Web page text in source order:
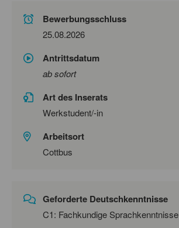
Bewerbungsschluss
25.08.2026
Antrittsdatum
ab sofort
Art des Inserats
Werkstudent/-in
Arbeitsort
Cottbus
Geforderte Deutschkenntnisse
C1: Fachkundige Sprachkenntnisse